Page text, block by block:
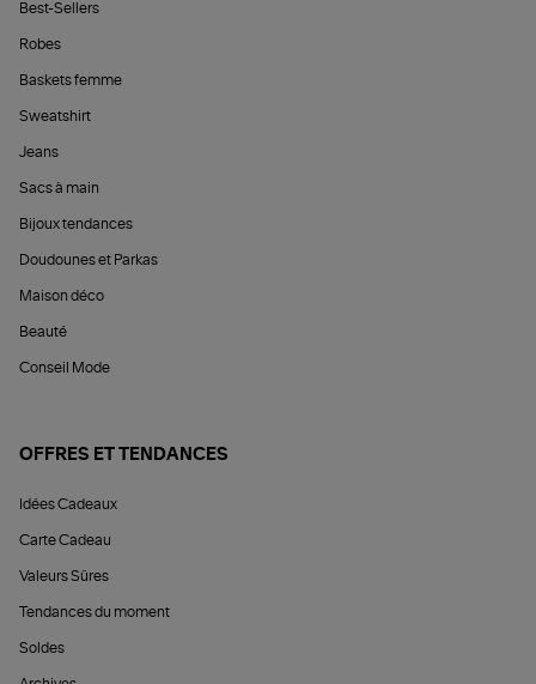
Best-Sellers
Robes
Baskets femme
Sweatshirt
Jeans
Sacs à main
Bijoux tendances
Doudounes et Parkas
Maison déco
Beauté
Conseil Mode
OFFRES ET TENDANCES
Idées Cadeaux
Carte Cadeau
Valeurs Sûres
Tendances du moment
Soldes